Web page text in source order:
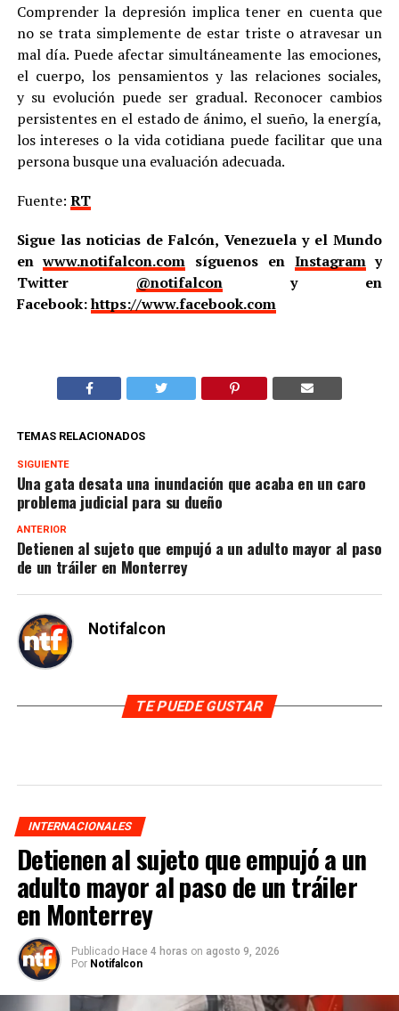
Comprender la depresión implica tener en cuenta que
no se trata simplemente de estar triste o atravesar un
mal día. Puede afectar simultáneamente las emociones,
el cuerpo, los pensamientos y las relaciones sociales,
y su evolución puede ser gradual. Reconocer cambios
persistentes en el estado de ánimo, el sueño, la energía,
los intereses o la vida cotidiana puede facilitar que una
persona busque una evaluación adecuada.
Fuente: RT
Sigue las noticias de Falcón, Venezuela y el Mundo
enwww.notifalcon.com síguenos en Instagramy
Twitter @notifalcony en
Facebook:https://www.facebook.com
TEMAS RELACIONADOS
SIGUIENTE
Una gata desata una inundación que acaba en un caro
problema judicial para su dueño
ANTERIOR
Detienen al sujeto que empujó a un adulto mayor al paso
de un tráiler en Monterrey
Notifalcon
TE PUEDE GUSTAR
INTERNACIONALES
Detienen al sujeto que empujó a un
adulto mayor al paso de un tráiler
en Monterrey
Publicado Hace 4 horas on agosto 9, 2026
Por Notifalcon